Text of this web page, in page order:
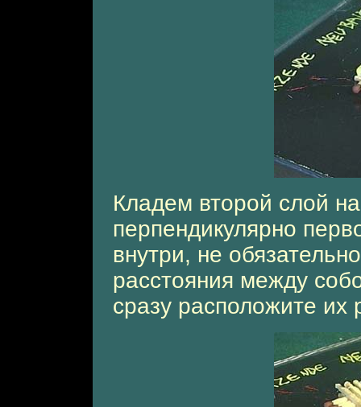
Кладем второй слой
перпендикулярно
внутри, не
расстояния между
сразу расположите их